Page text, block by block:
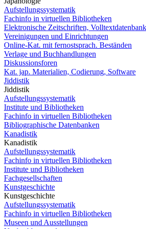
Aufstellungssystematik
Fachinfo in virtuellen Bibliotheken
Elektronische Zeitschriften,
Vereinigungen und Einrichtungen
Online-Kat. mit fernostsprach. Beständen
Verlage und Buchhandlungen
Diskussionsforen
Kat. jap. Materialien, Codierung, Software
Jiddistik
Jiddistik
Aufstellungssystematik
Institute und Bibliotheken
Fachinfo in virtuellen Bibliotheken
Bibliographische Datenbanken
Kanadistik
Kanadistik
Aufstellungssystematik
Fachinfo in virtuellen Bibliotheken
Institute und Bibliotheken
Fachgesellschaften
Kunstgeschichte
Kunstgeschichte
Aufstellungssystematik
Fachinfo in virtuellen Bibliotheken
Museen und Ausstellungen